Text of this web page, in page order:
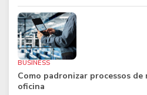
BUSINESS
Como padronizar processos
oficina